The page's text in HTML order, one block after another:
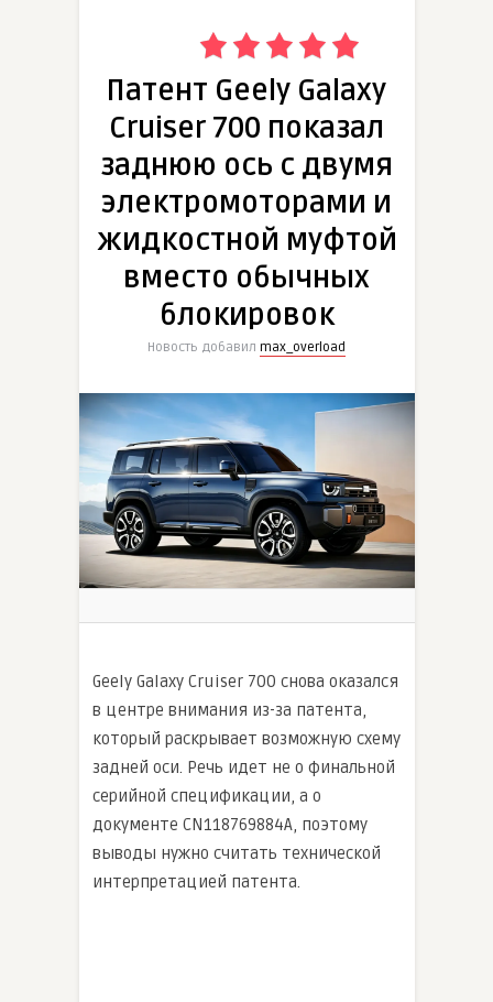
Патент Geely Galaxy
Cruiser 700 показал
заднюю ось с двумя
электромоторами и
жидкостной муфтой
вместо обычных
блокировок
Новость добавил max_overload
Geely Galaxy Cruiser 700 снова оказался
в центре внимания из-за патента,
который раскрывает возможную схему
задней оси. Речь идет не о финальной
серийной спецификации, а о
документе CN118769884A, поэтому
выводы нужно считать технической
интерпретацией патента.